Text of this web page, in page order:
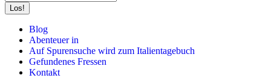
Blog
Abenteuer in
Auf Spurensuche wird zum Italientagebuch
Gefundenes Fressen
Kontakt